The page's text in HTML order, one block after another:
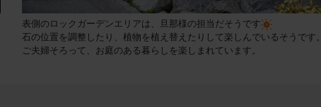
表側のロックガーデンエリアは、旦那様の担当だそうです
石の位置を調整したり、植物を植え替えたりして楽しんでいるそうです。
ご夫婦そろって、お庭のある暮らしを楽しまれています。